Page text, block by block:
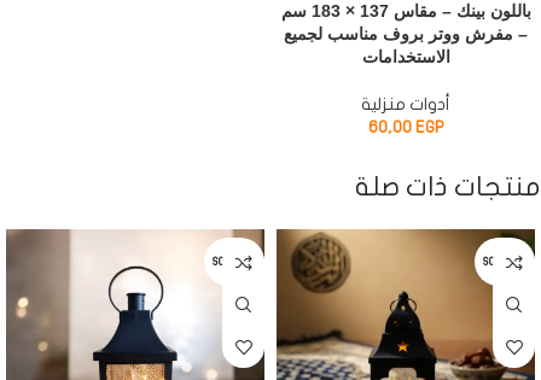
باللون بينك – مقاس 137 × 183 سم
– مفرش ووتر بروف مناسب لجميع
الاستخدامات
أدوات منزلية
60,00 EGP
منتجات ذات صلة
SOLD OUT
SOLD OUT